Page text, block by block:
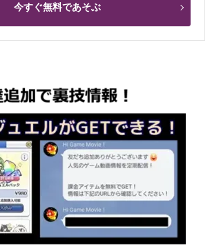
今すぐ無料であそぶ